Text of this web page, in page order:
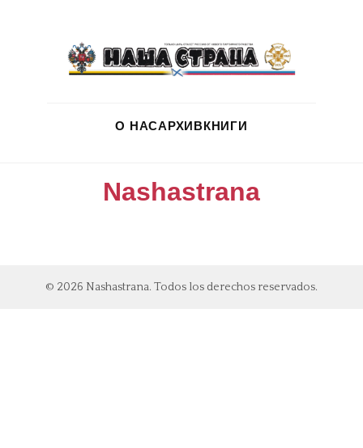
О НАСАРХИВКНИГИ
Nashastrana
© 2026 Nashastrana. Todos los derechos reservados.